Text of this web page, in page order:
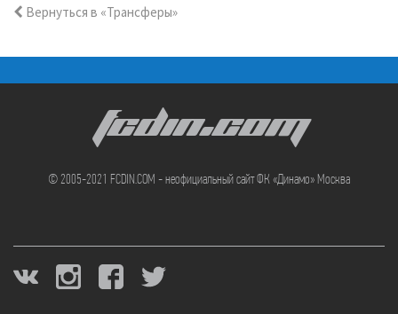
Вернуться в «Трансферы»
FCDIN.COM
© 2005-2021 FCDIN.COM - неофициальный сайт ФК «Динамо» Москва